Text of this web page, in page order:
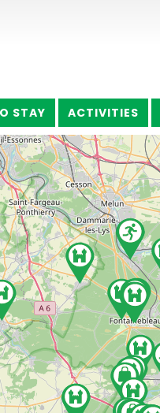
STAY ACTIVITIES